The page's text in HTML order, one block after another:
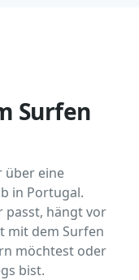
Surfen
über eine
in Portugal.
passt, hängt vor
mit dem Surfen
möchtest oder
bist.